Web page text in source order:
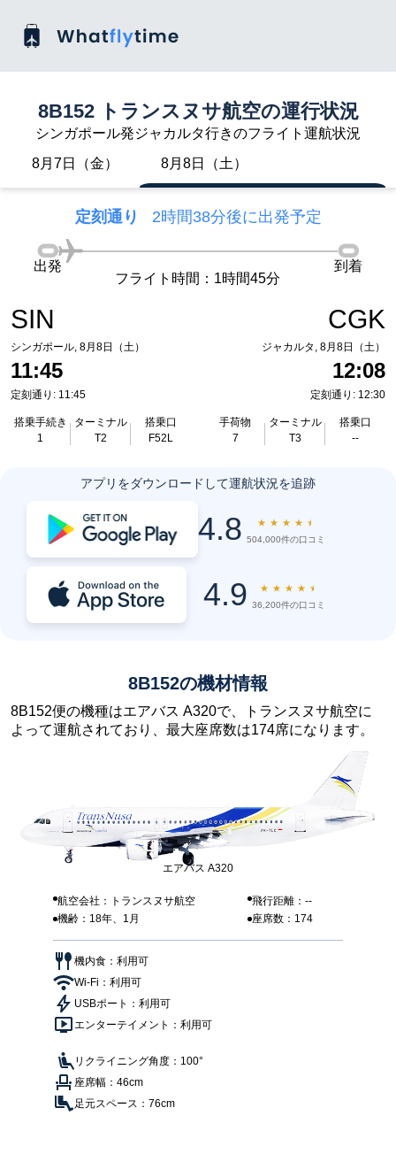
8B152 トランスヌサ航空の運行状況
シンガポール発ジャカルタ行きのフライト運航状況
8月7日（金）
8月8日（土）
定刻通り 2時間38分後に出発予定
SIN
シンガポール, 8月8日（土）
11:45
定刻通り: 11:45
搭乗手続き
1
ターミナル
T2
搭乗口
F52L
出発
フライト時間：1時間45分
到着
CGK
ジャカルタ, 8月8日（土）
12:08
定刻通り: 12:30
手荷物
7
ターミナル
T3
搭乗口
--
アプリをダウンロードして運航状況を追跡
4.8 ★ ★ ★ ★ ★
504,000件の口コミ
4.9 ★ ★ ★ ★ ★
36,200件の口コミ
8B152の機材情報
8B152便の機種はエアバス A320で、トランスヌサ航空に
よって運航されており、最大座席数は174席になります。
エアバス A320
航空会社：トランスヌサ航空
飛行距離：--
機齢：18年、1月
座席数：174
機内食：利用可
Wi-Fi：利用可
USBポート：利用可
エンターテイメント：利用可
リクライニング角度：100°
座席幅：46cm
足元スペース：76cm